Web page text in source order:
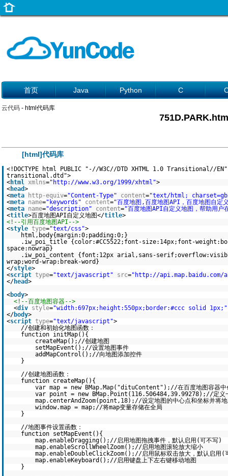
首页 Java Python C
云代码 - html代码库
[html]代码库
<!DOCTYPE html PUBLIC "-//W3C//DTD XHTML 1.0 Transitional//
transitional.dtd">
<html xmlns="http://www.w3.org/1999/xhtml">
<head>
<meta http-equiv="Content-Type" content="text/html;
<meta name="keywords" content="百度地图,百度地图API，百度地图自定
<meta name="description" content="百度地图API自定义地图，帮助用户
<title>百度地图API自定义地图</title>
<!--引用百度地图API-->
<style type="text/css">
html,body{margin:0;padding:0;}
.iw_poi_title {color:#CC5522;font-size:14px;font-
space:nowrap}
.iw_poi_content {font:12px arial,sans-
wrap;word-wrap:break-word}
</style>
<script type="text/javascript" src="http://api.map.baidu.com/
</head>
<body>
<!--百度地图容器-->
<div style="width:697px;height:550px;border:#ccc solid 1px;"
</body>
<script type="text/javascript">
//创建和初始化地图函数：
function initMap(){
createMap();//创建地图
setMapEvent();//设置地图事件
addMapControl();//向地图添加控件
}
//创建地图函数：
function createMap(){
var map = new BMap.Map("dituContent");//在百度地图容器中
var point = new BMap.Point(116.506484,39.99278);//定义一
map.centerAndZoom(point,18);//设定地图的中心点和坐标并将地
window.map = map;//将map变量存储在全局
}
//地图事件设置函数：
function setMapEvent(){
map.enableDragging();//启用地图拖拽事件，默认启用(可不写)
map.enableScrollWheelZoom();//启用地图滚轮放大缩小
map.enableDoubleClickZoom();//启用鼠标双击放大，默认启用(
map.enableKeyboard();//启用键盘上下左右键移动地图
}